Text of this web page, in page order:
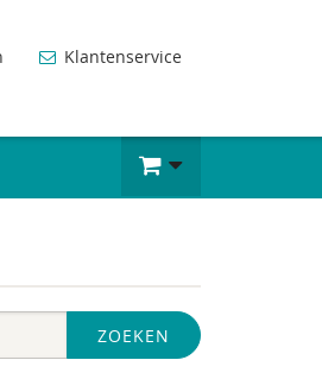
Klantenservice
ZOEKEN